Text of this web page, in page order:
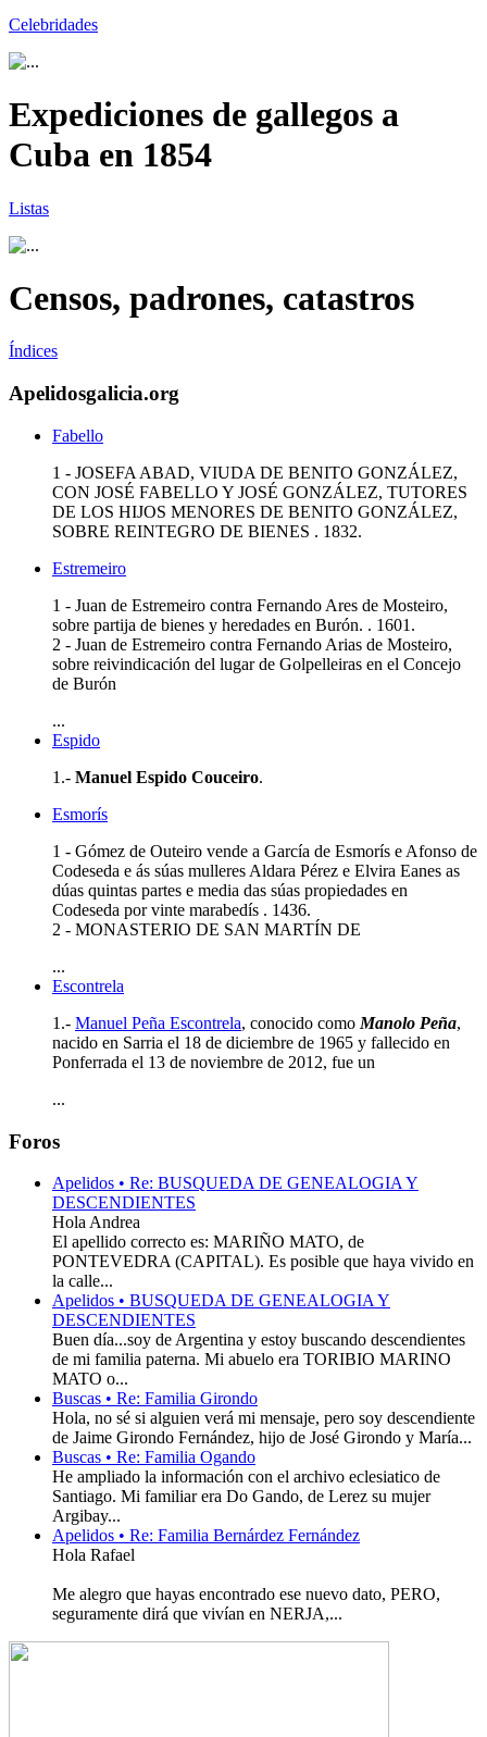
Celebridades
Expediciones de gallegos a
Cuba en 1854
Listas
Censos, padrones, catastros
Índices
Apelidosgalicia.org
Fabello
1 - JOSEFA ABAD, VIUDA DE BENITO GONZÁLEZ,
CON JOSÉ FABELLO Y JOSÉ GONZÁLEZ, TUTORES
DE LOS HIJOS MENORES DE BENITO GONZÁLEZ,
SOBRE REINTEGRO DE BIENES . 1832.
Estremeiro
1 - Juan de Estremeiro contra Fernando Ares de Mosteiro,
sobre partija de bienes y heredades en Burón. . 1601.
2 - Juan de Estremeiro contra Fernando Arias de Mosteiro,
sobre reivindicación del lugar de Golpelleiras en el Concejo
de Burón
...
Espido
1.- Manuel Espido Couceiro.
Esmorís
1 - Gómez de Outeiro vende a García de Esmorís e Afonso de
Codeseda e ás súas mulleres Aldara Pérez e Elvira Eanes as
dúas quintas partes e media das súas propiedades en
Codeseda por vinte marabedís . 1436.
2 - MONASTERIO DE SAN MARTÍN DE
...
Escontrela
1.- Manuel Peña Escontrela, conocido como Manolo Peña,
nacido en Sarria el 18 de diciembre de 1965 y fallecido en
Ponferrada el 13 de noviembre de 2012, fue un
...
Foros
Apelidos • Re: BUSQUEDA DE GENEALOGIA Y
DESCENDIENTES
Hola Andrea
El apellido correcto es: MARIÑO MATO, de
PONTEVEDRA (CAPITAL). Es posible que haya vivido en
la calle...
Apelidos • BUSQUEDA DE GENEALOGIA Y
DESCENDIENTES
Buen día...soy de Argentina y estoy buscando descendientes
de mi familia paterna. Mi abuelo era TORIBIO MARINO
MATO o...
Buscas • Re: Familia Girondo
Hola, no sé si alguien verá mi mensaje, pero soy descendiente
de Jaime Girondo Fernández, hijo de José Girondo y María...
Buscas • Re: Familia Ogando
He ampliado la información con el archivo eclesiatico de
Santiago. Mi familiar era Do Gando, de Lerez su mujer
Argibay...
Apelidos • Re: Familia Bernárdez Fernández
Hola Rafael
Me alegro que hayas encontrado ese nuevo dato, PERO,
seguramente dirá que vivían en NERJA,...